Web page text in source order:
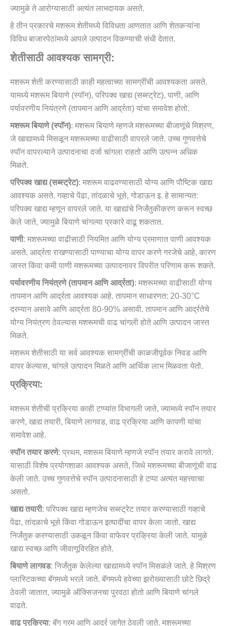
ज्यामुळे ते आरोग्यासाठी अत्यंत लाभदायक असते.
हे तीन प्रकारचे मशरूम शेतीमध्ये विविधता आणतात आणि शेतकऱ्यांना
विविध बाजारपेठांमध्ये आपले उत्पादन विकण्याची संधी देतात.
शेतीसाठी आवश्यक सामग्री:
मशरूम शेती करण्यासाठी काही महत्वाच्या सामग्रींची आवश्यकता असते.
यामध्ये मशरूम बियाणे (स्पॉन), परिपक्व खाद्य (सब्स्ट्रेट), पाणी, आणि
पर्यावरणीय नियंत्रणे (तापमान आणि आर्द्रता) यांचा समावेश होतो.
मशरूम बियाणे (स्पॉन): मशरूम बियाणे म्हणजे मशरूमच्या बीजाणूंचे मिश्रण,
जे खाद्यामध्ये मिसळून मशरूमच्या वाढीसाठी वापरले जाते. उच्च गुणवत्तेचे
स्पॉन वापरल्याने उत्पादनाचा दर्जा चांगला राहतो आणि उत्पन्न अधिक
मिळते.
परिपक्व खाद्य (सब्स्ट्रेट): मशरूम वाढवण्यासाठी योग्य आणि पौष्टिक खाद्य
आवश्यक असते. गव्हाचे पेंढा, तांदळाचे भूसे, गोडाऊन इ. हे सामान्यत:
परिपक्व खाद्य म्हणून वापरले जाते. या खाद्यांचे निर्जंतुकीकरण करून स्वच्छ
केले जाते, ज्यामुळे बियाणे चांगल्या प्रकारे वाढू शकतात.
पाणी: मशरूमच्या वाढीसाठी नियमित आणि योग्य प्रमाणात पाणी आवश्यक
असते. आर्द्रता राखण्यासाठी पाण्याचा योग्य वापर करणे गरजेचे आहे, कारण
जास्त किंवा कमी पाणी मशरूमच्या उत्पादनावर विपरीत परिणाम करू शकते.
पर्यावरणीय नियंत्रणे (तापमान आणि आर्द्रता): मशरूमच्या वाढीसाठी योग्य
तापमान आणि आर्द्रता आवश्यक आहे. तापमान साधारणत: 20-30°C
दरम्यान असावे आणि आर्द्रता 80-90% असावी. तापमान आणि आर्द्रतेचे
योग्य नियंत्रण ठेवल्यास मशरूमची वाढ चांगली होते आणि उत्पादन जास्त
मिळते.
मशरूम शेतीसाठी या सर्व आवश्यक सामग्रींची काळजीपूर्वक निवड आणि
वापर केल्यास, चांगले उत्पादन मिळते आणि आर्थिक लाभ मिळवता येतो.
प्रक्रिया:
मशरूम शेतीची प्रक्रिया काही टप्प्यांत विभागली जाते, ज्यामध्ये स्पॉन तयार
करणे, खाद्य तयारी, बियाणे लागवड, वाढ प्रक्रिया आणि कापणी यांचा
समावेश आहे.
स्पॉन तयार करणे: प्रथम, मशरूम बियाणे म्हणजे स्पॉन तयार करावे लागते.
यासाठी विशेष प्रयोगशाळा आवश्यक असते, जिथे मशरूमच्या बीजाणूंची वाढ
केली जाते. उच्च गुणवत्तेचे स्पॉन उत्पादनासाठी हे टप्पा अत्यंत महत्त्वाचा
असतो.
खाद्य तयारी: परिपक्व खाद्य म्हणजेच सब्स्ट्रेट तयार करण्यासाठी गव्हाचे
पेंढा, तांदळाचे भूसे किंवा गोडाऊन इत्यादींचा वापर केला जातो. खाद्य
निर्जंतुक करण्यासाठी उकळून किंवा वाफेवर प्रक्रिया केली जाते. यामुळे
खाद्य स्वच्छ आणि जीवाणूविरहित होते.
बियाणे लागवड: निर्जंतुक केलेल्या खाद्यामध्ये स्पॉन मिसळले जाते. हे मिश्रण
प्लास्टिकच्या बॅगमध्ये भरले जाते. बॅगमध्ये हवेच्या झरोख्यासाठी छोटे छिद्रे
ठेवली जातात, ज्यामुळे ऑक्सिजनचा पुरवठा होतो आणि बियाणे चांगले
वाढते.
वाढ प्रक्रिया: बॅग गरम आणि आर्द्र जागेत ठेवली जाते. मशरूमच्या